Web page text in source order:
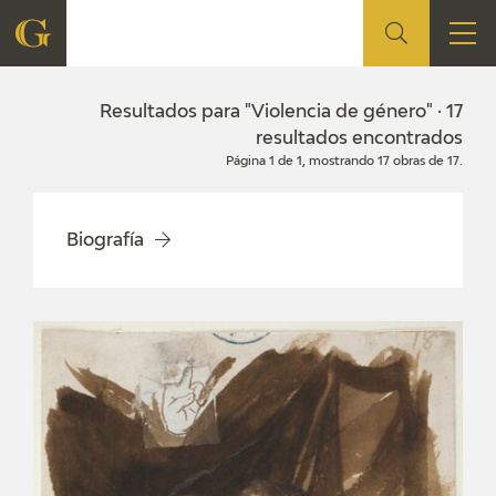
FUNDACIÓN
SEDE
CONTACTO
PROGRAMACIÓN
Resultados para "Violencia de género" · 17
resultados encontrados
Página 1 de 1, mostrando 17 obras de 17.
Biografía